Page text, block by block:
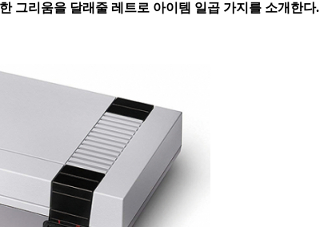
그리움을 달래줄 레트로 아이템 일곱 가지를 소개한다.